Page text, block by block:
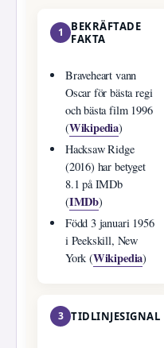
1
BEKRÄFTADE
FAKTA
Braveheart vann
Oscar för bästa regi
och bästa film 1996
(Wikipedia)
Hacksaw Ridge
(2016) har betyget
8.1 på IMDb
(IMDb)
Född 3 januari 1956
i Peekskill, New
York (Wikipedia)
3 TIDLINJESIGNAL